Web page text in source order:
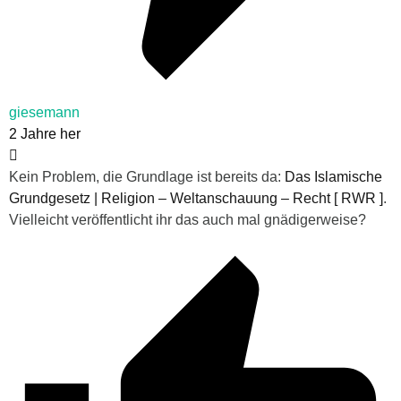
giesemann
2 Jahre her
Kein Problem, die Grundlage ist bereits da: Das Islamische
Grundgesetz | Religion – Weltanschauung – Recht [ RWR ].
Vielleicht veröffentlicht ihr das auch mal gnädigerweise?